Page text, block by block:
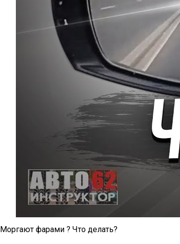
Моргают фарами ? Что делать?